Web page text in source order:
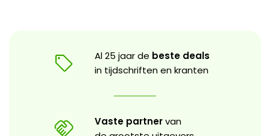
Al 25 jaar de beste deals
in tijdschriften en kranten
Vaste partnervan